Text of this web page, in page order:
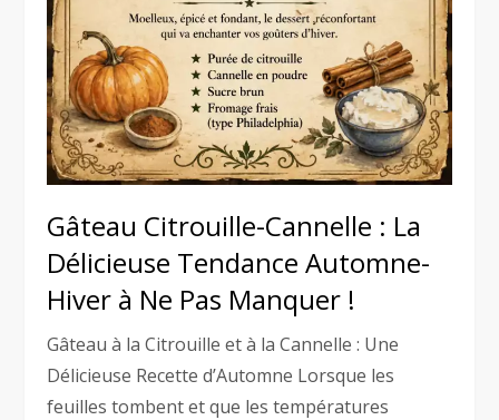
Gâteau Citrouille-Cannelle : La
Délicieuse Tendance Automne-
Hiver à Ne Pas Manquer !
Gâteau à la Citrouille et à la Cannelle : Une
Délicieuse Recette d’Automne Lorsque les
feuilles tombent et que les températures